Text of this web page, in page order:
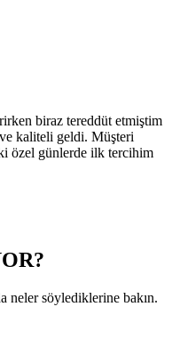
biraz tereddüt etmiştim
kaliteli geldi. Müşteri
özel günlerde ilk tercihim
neler söylediklerine bakın.